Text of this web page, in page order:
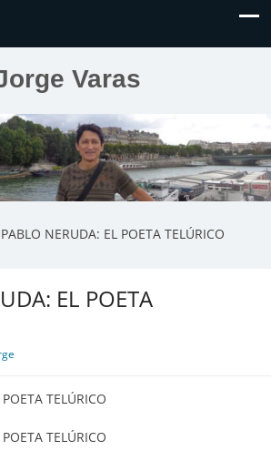
Varas
PABLO NERUDA: EL POETA TELÚRICO
EL POETA
TELÚRICO
TELÚRICO